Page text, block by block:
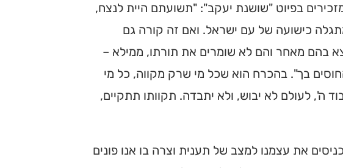
בפיוט "שושנת יעקב": "תשועתם היית לנצח,
כישועה של עם ישראל. ואם זה קורה גם
בהם מאחר והם לא שומרים את תורתו, ממילא –
בך". בהכרח הוא שכל מי שרק מקווה, כל מי
לעולם לא יבוש, ולא יתבדה. תקוותו תתקיים,
את עצמנו למצב של תענית וצרה בו אנו פונים